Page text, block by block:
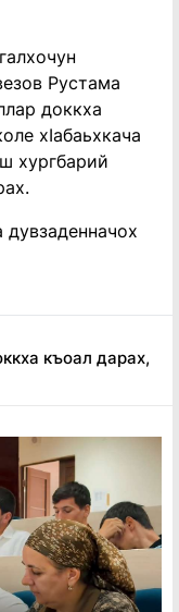
къоал дарах,
Рустама
доккха
хIабаьхкача
хургбарий